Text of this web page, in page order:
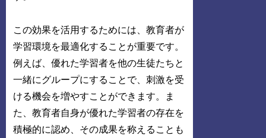
この効果を活用するためには、教育者が
学習環境を最適化することが重要です。
例えば、優れた学習者を他の生徒たちと
一緒にグループにすることで、刺激を受
ける機会を増やすことができます。ま
た、教育者自身が優れた学習者の存在を
積極的に認め、その成果を称えることも